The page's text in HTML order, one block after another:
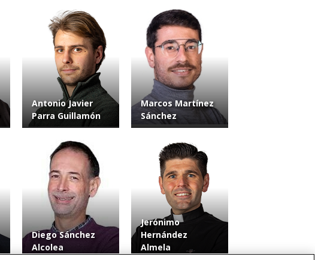
Antonio Javier
Parra Guillamón
Marcos Martínez
Sánchez
Diego Sánchez
Alcolea
Jerónimo
Hernández
Almela